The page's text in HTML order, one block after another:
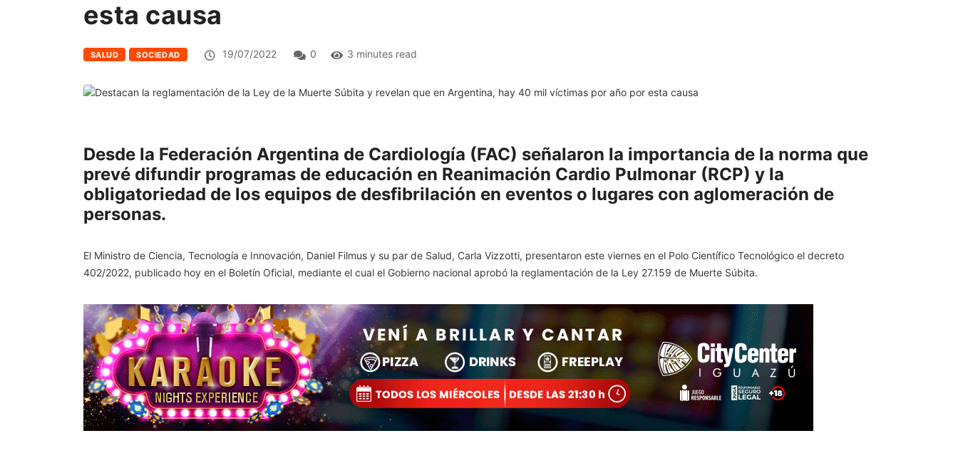
esta causa
SALUD SOCIEDAD 19/07/2022 0 3 minutes read
Desde la Federación Argentina de Cardiología (FAC) señalaron la importancia de la norma que
prevé difundir programas de educación en Reanimación Cardio Pulmonar (RCP) y la
obligatoriedad de los equipos de desfibrilación en eventos o lugares con aglomeración de
personas.
El Ministro de Ciencia, Tecnología e Innovación, Daniel Filmus y su par de Salud, Carla Vizzotti, presentaron este viernes en el Polo Científico Tecnológico el decreto
402/2022, publicado hoy en el Boletín Oficial, mediante el cual el Gobierno nacional aprobó la reglamentación de la Ley 27.159 de Muerte Súbita.